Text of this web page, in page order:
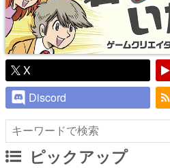
X
Discord
ピックアップ